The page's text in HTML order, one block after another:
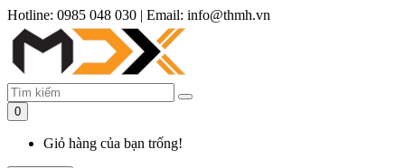
Hotline: 0985 048 030 | Email: info@thmh.vn
0
Giỏ hàng của bạn trống!